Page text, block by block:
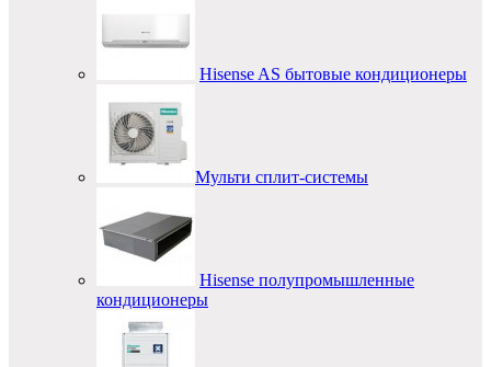
Hisense AS бытовые кондиционеры
Мульти сплит-системы
Hisense полупромышленные
кондиционеры